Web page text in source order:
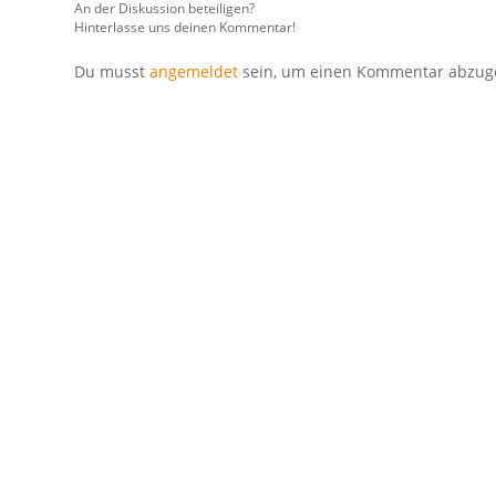
An der Diskussion beteiligen?
Hinterlasse uns deinen Kommentar!
Du musst angemeldet sein, um einen Kommentar